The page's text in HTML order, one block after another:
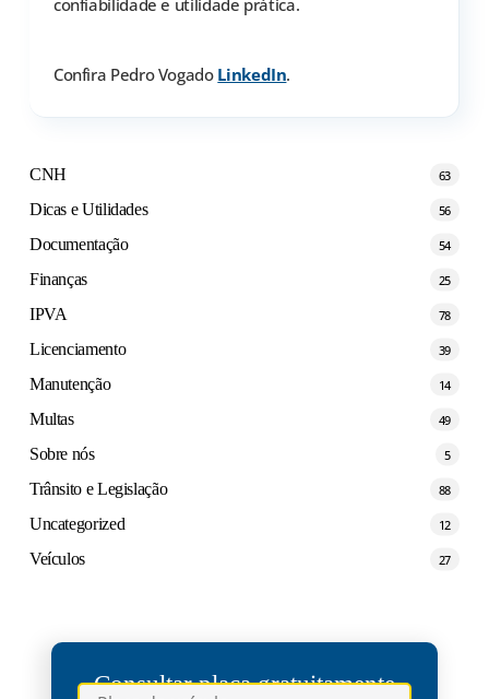
confiabilidade e utilidade prática.
Confira Pedro Vogado LinkedIn.
CNH 63
Dicas e Utilidades 56
Documentação 54
Finanças 25
IPVA 78
Licenciamento 39
Manutenção 14
Multas 49
Sobre nós 5
Trânsito e Legislação 88
Uncategorized 12
Veículos 27
Consultar placa gratuitamente